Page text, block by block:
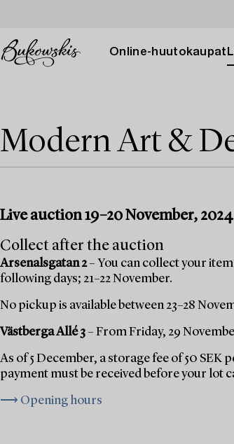
Online-huutokaupat
Modern Art &
Live auction 19–20 November, 2024
Collect after the auction
Arsenalsgatan 2– You can collect your
following days; 21–22 November.
No pickup is available between 23–28
Västberga Allé 3– From Friday, 29
As of 5 December, a storage fee of 50
payment must be received before your lot
⟶ Opening hours